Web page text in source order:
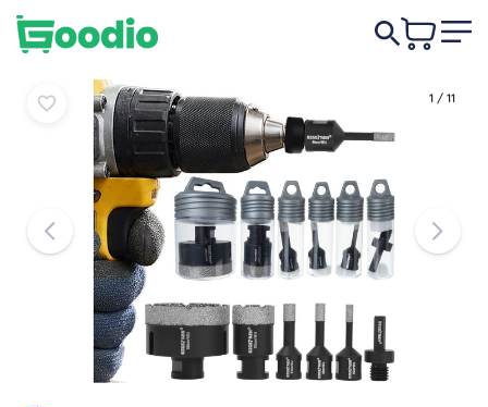
1 / 11
9 490 Ft Kosárba